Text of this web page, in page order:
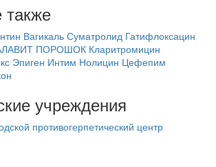
также
Вагикаль Суматролид Гатифлоксацин
ПОРОШОК Кларитромицин
Эпиген Интим Нолицин Цефепим
учреждения
противогерпетический центр